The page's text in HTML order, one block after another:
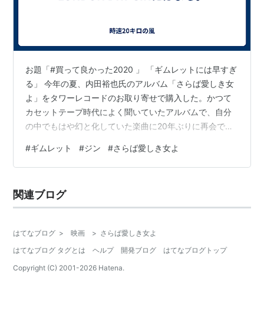
ジョー・スピネル
シルヴェスター・スタローン
キャスト
偵フィリップ・マーロウはナルティ警部を呼び出して、
女の情念に彩られた連続殺人事件を。
レイモンド・チャンドラーの同名小説2度目の映画化。
のモノローグから引き込まれる名作。複雑な原作をかな
りすっきりと整理し、結末のつけ方も改変した結果、優
れたハードボイルド映画の古典となった。ジェリー・ブ
お題「#買って良かった2020 」 「ギムレットには早すぎ
る」 今年の夏、内田裕也氏のアルバム「さらば愛しき女
よ」をタワーレコードのお取り寄せで購入した。かつて
カセットテープ時代によく聞いていたアルバムで、自分
の中でもはや幻と化していた楽曲に20年ぶりに再会でき
で、その勢いでギムレットを飲んでみたくなってネット
でレシピを調べてみた。 DRY GINは癖がないGORDON's
られず、成城石井でようやく見つけたシシリア産の100％
を購入。シェイカーの代わりに100均で蓋つきボトルの小
#ギムレット #ジン #さらば愛しき女よ
関連ブログ
はてなブログ > 映画 > さらば愛しき女よ
はてなブログ タグとは
ヘルプ 開発ブログ
はてなブログトップ
Copyright (C) 2001-2026 Hatena.